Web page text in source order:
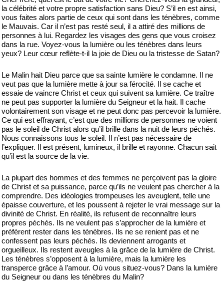
la célébrité et votre propre satisfaction sans Dieu? S’il en est ainsi,
vous faites alors partie de ceux qui sont dans les ténèbres, comme
le Mauvais. Car il n’est pas resté seul, il a attiré des millions de
personnes à lui. Regardez les visages des gens que vous croisez
dans la rue. Voyez-vous la lumière ou les ténèbres dans leurs
yeux? Leur cœur reflète-t-il la joie de Dieu ou la tristesse de Satan?
Le Malin hait Dieu parce que sa sainte lumière le condamne. Il ne
veut pas que la lumière mette à jour sa férocité. Il se cache et
essaie de vaincre Christ et ceux qui suivent sa lumière. Ce traître
ne peut pas supporter la lumière du Seigneur et la hait. Il cache
volontairement son visage et ne peut donc pas percevoir la lumière.
Ce qui est effrayant, c’est que des millions de personnes ne voient
pas le soleil de Christ alors qu’il brille dans la nuit de leurs péchés.
Nous connaissons tous le soleil. Il n’est pas nécessaire de
l’expliquer. Il est présent, lumineux, il brille et rayonne. Chacun sait
qu’il est la source de la vie.
La plupart des hommes et des femmes ne perçoivent pas la gloire
de Christ et sa puissance, parce qu’ils ne veulent pas chercher à la
comprendre. Des idéologies trompeuses les aveuglent, telle une
épaisse couverture, et les poussent à rejeter le vrai message sur la
divinité de Christ. En réalité, ils refusent de reconnaître leurs
propres péchés. Ils ne veulent pas s’approcher de la lumière et
préfèrent rester dans les ténèbres. Ils ne se renient pas et ne
confessent pas leurs péchés. Ils deviennent arrogants et
orgueilleux. Ils restent aveugles à la grâce de la lumière de Christ.
Les ténèbres s’opposent à la lumière, mais la lumière les
transperce grâce à l’amour. Où vous situez-vous? Dans la lumière
du Seigneur ou dans les ténèbres du Malin?